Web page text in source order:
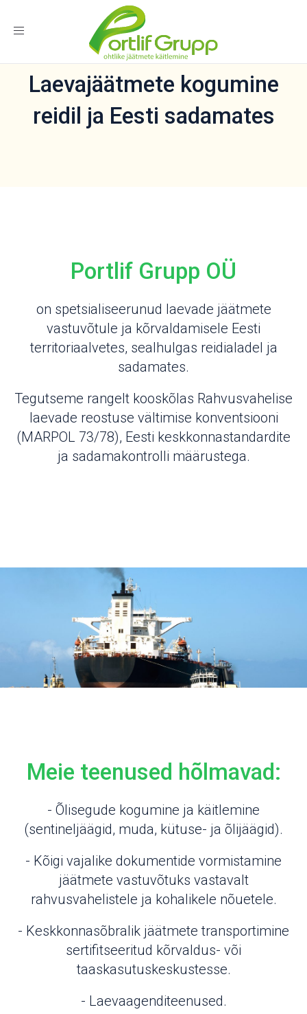
Toggle
Laevajäätmete kogumine
reidil ja Eesti sadamates
Portlif Grupp OÜ
on spetsialiseerunud laevade jäätmete
vastuvõtule ja kõrvaldamisele Eesti
territoriaalvetes, sealhulgas reidialadel ja
sadamates.
Tegutseme rangelt kooskõlas Rahvusvahelise
laevade reostuse vältimise konventsiooni
(MARPOL 73/78), Eesti keskkonnastandardite
ja sadamakontrolli määrustega.
Meie teenused hõlmavad:
- Õlisegude kogumine ja käitlemine
(sentineljäägid, muda, kütuse- ja õlijäägid).
- Kõigi vajalike dokumentide vormistamine
jäätmete vastuvõtuks vastavalt
rahvusvahelistele ja kohalikele nõuetele.
- Keskkonnasõbralik jäätmete transportimine
sertifitseeritud kõrvaldus- või
taaskasutuskeskustesse.
- Laevaagenditeenused.